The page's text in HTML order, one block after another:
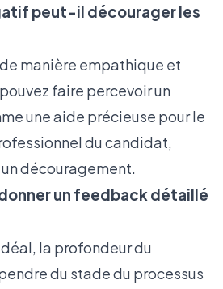
peut-il décourager les
manière empathique et
faire percevoir un
une aide précieuse pour le
du candidat,
découragement.
un feedback détaillé
la profondeur du
du stade du processus